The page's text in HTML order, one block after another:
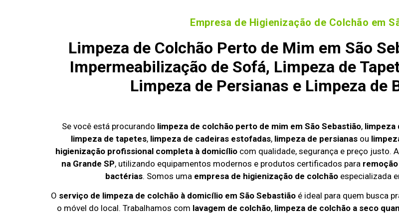
Empresa de Higienização de Colchão em
Limpeza de Colchão Perto de Mim em São
Impermeabilização de Sofá, Limpeza de
Limpeza de Persianas e Limpeza de
Se você está procurando limpeza de colchão perto de mim em São Sebastião, limpeza
limpeza de tapetes, limpeza de cadeiras estofadas, limpeza de persianas ou
higienização profissional completa à domicíliocom qualidade, segurança e preço justo.
na Grande SP, utilizando equipamentos modernos e produtos certificados para
bactérias. Somos uma empresa de higienização de colchãoespecializada
O serviço de limpeza de colchão à domicílio em São Sebastiãoé ideal para quem busca
o móvel do local. Trabalhamos com lavagem de colchão, limpeza de colchão a seco